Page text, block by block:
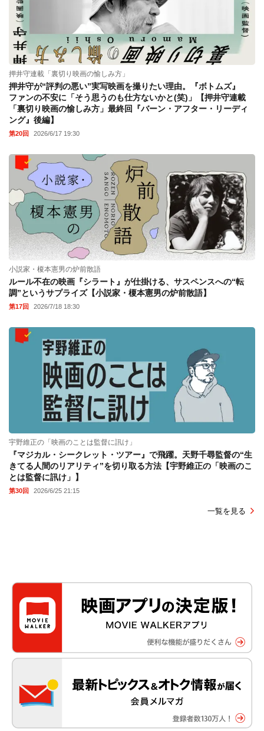
押井守連載「裏切り映画の愉しみ方」
押井守が“評判の悪い”実写映画を撮りたい理由。『ボトムズ』
ファンの不安に「そう思うのも仕方ないかと(笑)」【押井守連載
「裏切り映画の愉しみ方」最終回『バーン・アフター・リーディ
ング』後編】
第20回 2026/6/17 19:30
小説家・榎本憲男の炉前散語
ルール不在の映画『シラート』が仕掛ける、サスペンスへの“転
調”というサプライズ【小説家・榎本憲男の炉前散語】
第17回 2026/7/18 18:30
宇野維正の「映画のことは監督に訊け」
『マジカル・シークレット・ツアー』で飛躍。天野千尋監督の“生
きてる人間のリアリティ”を切り取る方法【宇野維正の「映画のこ
とは監督に訊け」】
第30回 2026/6/25 21:15
一覧を見る